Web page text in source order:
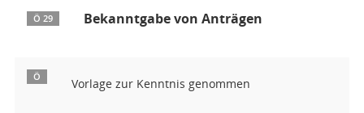
Ö 29 Bekanntgabe von Anträgen
Ö Vorlage zur Kenntnis genommen